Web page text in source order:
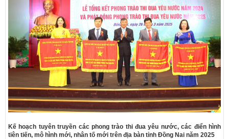
Kế hoạch tuyên truyền các phong trào thi đua yêu nước, các điển hình
tiên tiến, mô hình mới, nhân tố mới trên địa bàn tỉnh Đồng Nai năm 2025